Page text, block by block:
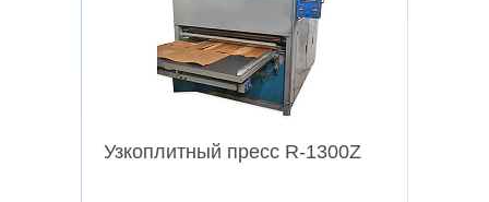
Узкоплитный пресс R-1300Z